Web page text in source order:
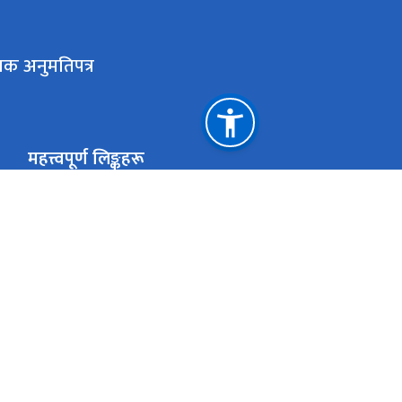
अनुमतिपत्र
महत्त्वपूर्ण लिङ्कहरू